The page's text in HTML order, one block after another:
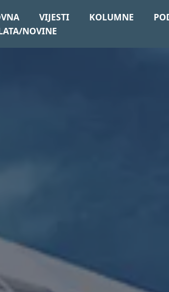
VIJESTI KOLUMNE
NOVINE